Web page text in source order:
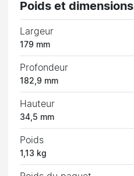
Poids et dimensions
Largeur
179 mm
Profondeur
182,9 mm
Hauteur
34,5 mm
Poids
1,13 kg